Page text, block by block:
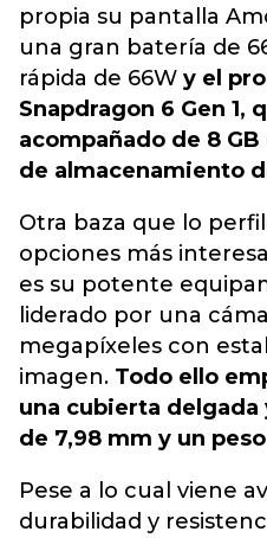
propia su pantalla
una gran batería de
rápida de 66W y el
Snapdragon 6 Gen 1,
acompañado de 8
de almacenamiento
Otra baza que lo
opciones más
es su potente
liderado por una
megapíxeles con
imagen. Todo ello
una cubierta delgada
de 7,98 mm y un
Pese a lo cual viene
durabilidad y